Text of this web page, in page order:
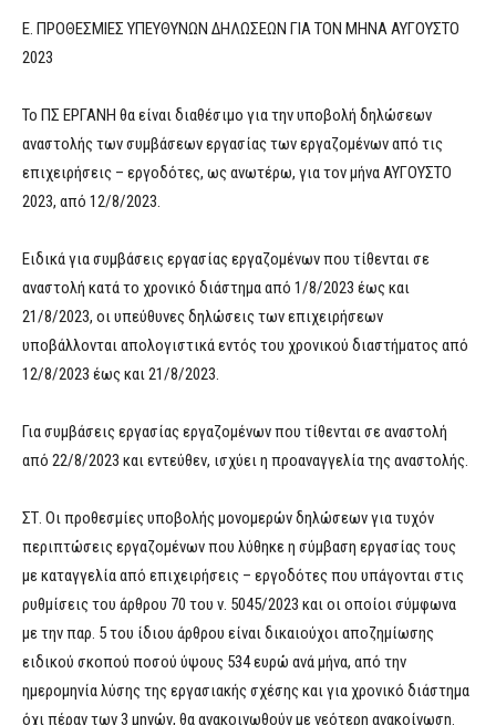
Ε. ΠΡΟΘΕΣΜΙΕΣ ΥΠΕΥΘΥΝΩΝ ΔΗΛΩΣΕΩΝ ΓΙΑ ΤΟΝ ΜΗΝΑ ΑΥΓΟΥΣΤΟ
2023
Το ΠΣ ΕΡΓΑΝΗ θα είναι διαθέσιμο για την υποβολή δηλώσεων
αναστολής των συμβάσεων εργασίας των εργαζομένων από τις
επιχειρήσεις – εργοδότες, ως ανωτέρω, για τον μήνα ΑΥΓΟΥΣΤΟ
2023, από 12/8/2023.
Ειδικά για συμβάσεις εργασίας εργαζομένων που τίθενται σε
αναστολή κατά το χρονικό διάστημα από 1/8/2023 έως και
21/8/2023, οι υπεύθυνες δηλώσεις των επιχειρήσεων
υποβάλλονται απολογιστικά εντός του χρονικού διαστήματος από
12/8/2023 έως και 21/8/2023.
Για συμβάσεις εργασίας εργαζομένων που τίθενται σε αναστολή
από 22/8/2023 και εντεύθεν, ισχύει η προαναγγελία της αναστολής.
ΣΤ. Οι προθεσμίες υποβολής μονομερών δηλώσεων για τυχόν
περιπτώσεις εργαζομένων που λύθηκε η σύμβαση εργασίας τους
με καταγγελία από επιχειρήσεις – εργοδότες που υπάγονται στις
ρυθμίσεις του άρθρου 70 του ν. 5045/2023 και οι οποίοι σύμφωνα
με την παρ. 5 του ίδιου άρθρου είναι δικαιούχοι αποζημίωσης
ειδικού σκοπού ποσού ύψους 534 ευρώ ανά μήνα, από την
ημερομηνία λύσης της εργασιακής σχέσης και για χρονικό διάστημα
όχι πέραν των 3 μηνών, θα ανακοινωθούν με νεότερη ανακοίνωση.